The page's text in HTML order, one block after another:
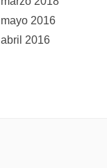
mayo 2016
abril 2016